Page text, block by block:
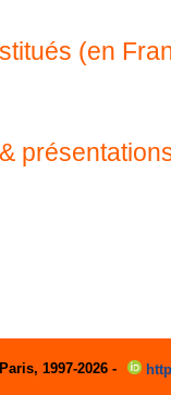
(en
1997-2026 -